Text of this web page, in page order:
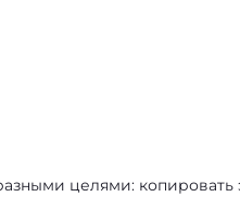
целями: